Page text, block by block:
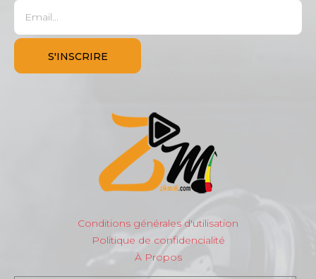
Conditions générales d'utilisation
Politique de confidencialité
À Propos